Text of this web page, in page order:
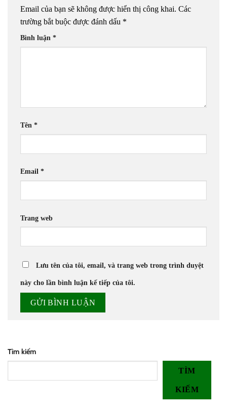
Email của bạn sẽ không được hiển thị công khai. Các
trường bắt buộc được đánh dấu *
Bình luận *
Tên *
Email *
Trang web
Lưu tên của tôi, email, và trang web trong trình duyệt
này cho lần bình luận kế tiếp của tôi.
Tìm kiếm
TÌM
KIẾM